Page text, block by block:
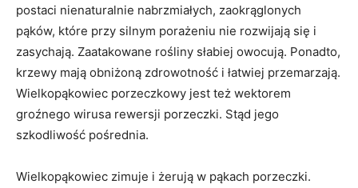
postaci nienaturalnie nabrzmiałych, zaokrąglonych
pąków, które przy silnym porażeniu nie rozwijają się i
zasychają. Zaatakowane rośliny słabiej owocują. Ponadto,
krzewy mają obniżoną zdrowotność i łatwiej przemarzają.
Wielkopąkowiec porzeczkowy jest też wektorem
groźnego wirusa rewersji porzeczki. Stąd jego
szkodliwość pośrednia.
Wielkopąkowiec zimuje i żerują w pąkach porzeczki.